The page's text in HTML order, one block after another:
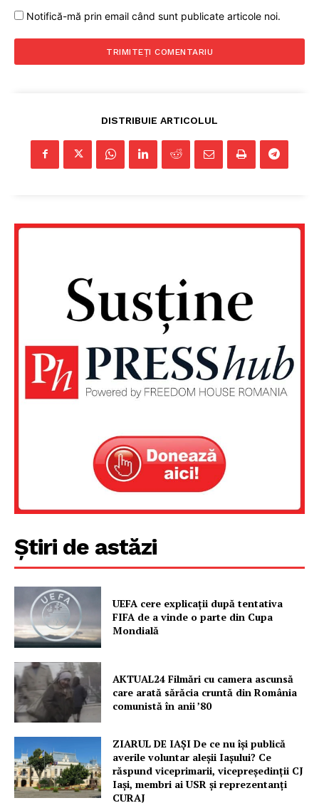
Notifică-mă prin email când sunt publicate articole noi.
DISTRIBUIE ARTICOLUL
Știri de astăzi
UEFA cere explicații după tentativa
FIFA de a vinde o parte din Cupa
Mondială
AKTUAL24 Filmări cu camera ascunsă
care arată sărăcia cruntă din România
comunistă în anii ’80
ZIARUL DE IAȘI De ce nu își publică
averile voluntar aleșii Iașului? Ce
răspund viceprimarii, vicepreședinții CJ
Iași, membri ai USR și reprezentanți
CURAJ